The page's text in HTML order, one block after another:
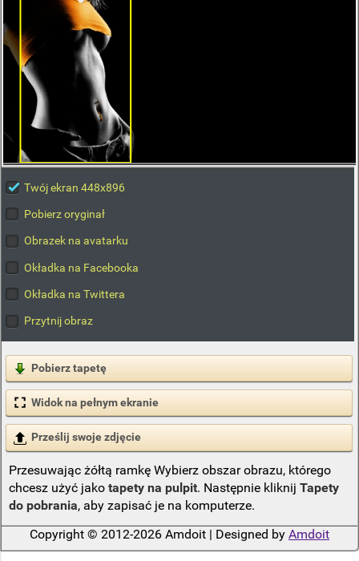
Twój ekran 448x896
Pobierz oryginał
Obrazek na avatarku
Okładka na Facebooka
Okładka na Twittera
Przytnij obraz
Pobierz tapetę
Widok na pełnym ekranie
Prześlij swoje zdjęcie
Przesuwając żółtą ramkę Wybierz obszar obrazu, którego
chcesz użyć jako tapety na pulpit. Następnie kliknij Tapety
do pobrania, aby zapisać je na komputerze.
Copyright © 2012-2026 Amdoit | Designed by Amdoit